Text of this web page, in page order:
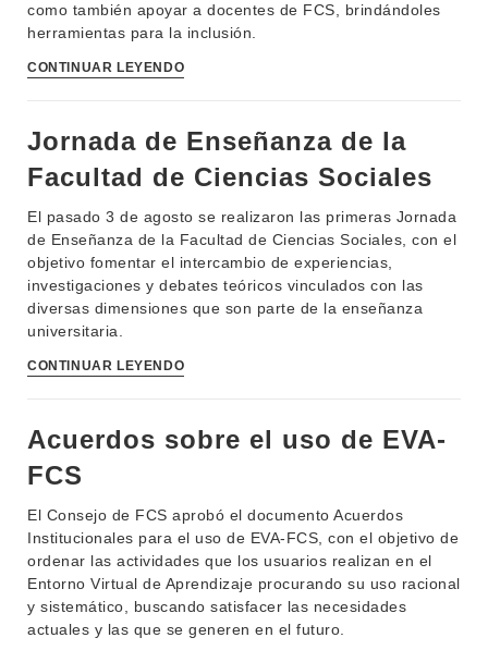
INSTITUCIONAL
DEPARTAMENTOS
ENSEÑANZA
INVESTIGACIÓN
EXTENSIÓN
SERVICIOS
NOTICIAS
CONTACTO
BEDELÍA
EVA FCS
POSGRADOS
EDUCACIÓN PERMANENTE
MOVILIDAD ACADÉMICA
como también apoyar a docentes de FCS, brindándoles
herramientas para la inclusión.
CONTINUAR LEYENDO
Jornada de Enseñanza de la
Facultad de Ciencias Sociales
El pasado 3 de agosto se realizaron las primeras Jornada
de Enseñanza de la Facultad de Ciencias Sociales, con el
objetivo fomentar el intercambio de experiencias,
investigaciones y debates teóricos vinculados con las
diversas dimensiones que son parte de la enseñanza
universitaria.
CONTINUAR LEYENDO
Acuerdos sobre el uso de EVA-
FCS
El Consejo de FCS aprobó el documento Acuerdos
Institucionales para el uso de EVA-FCS, con el objetivo de
ordenar las actividades que los usuarios realizan en el
Entorno Virtual de Aprendizaje procurando su uso racional
y sistemático, buscando satisfacer las necesidades
actuales y las que se generen en el futuro.